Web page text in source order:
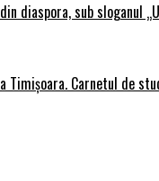
diaspora, sub sloganul
Carnetul de